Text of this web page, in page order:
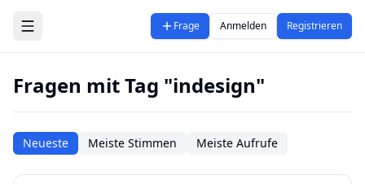
Zum Hauptinhalt springen
Frage Anmelden Registrieren
Fragen mit Tag "indesign"
Neueste Meiste Stimmen Meiste Aufrufe